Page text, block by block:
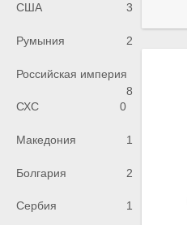
США 3
Румыния 2
Российская империя
8
СХС
0
Македония 1
Болгария 2
Сербия 1